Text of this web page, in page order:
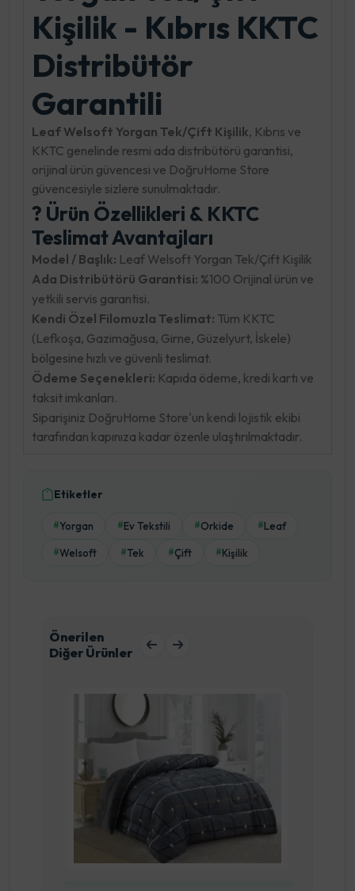
Kişilik - Kıbrıs KKTC
Distribütör
Garantili
Leaf Welsoft Yorgan Tek/Çift Kişilik, Kıbrıs ve
KKTC genelinde resmi ada distribütörü garantisi,
orijinal ürün güvencesi ve DoğruHome Store
güvencesiyle sizlere sunulmaktadır.
? Ürün Özellikleri & KKTC
Teslimat Avantajları
Model / Başlık: Leaf Welsoft Yorgan Tek/Çift Kişilik
Ada Distribütörü Garantisi: %100 Orijinal ürün ve
yetkili servis garantisi.
Kendi Özel Filomuzla Teslimat: Tüm KKTC
(Lefkoşa, Gazimağusa, Girne, Güzelyurt, İskele)
bölgesine hızlı ve güvenli teslimat.
Ödeme Seçenekleri: Kapıda ödeme, kredi kartı ve
taksit imkanları.
Siparişiniz DoğruHome Store'un kendi lojistik ekibi
tarafından kapınıza kadar özenle ulaştırılmaktadır.
Etiketler
#Yorgan #Ev Tekstili #Orkide #Leaf
#Welsoft #Tek #Çift #Kişilik
Önerilen
Diğer Ürünler